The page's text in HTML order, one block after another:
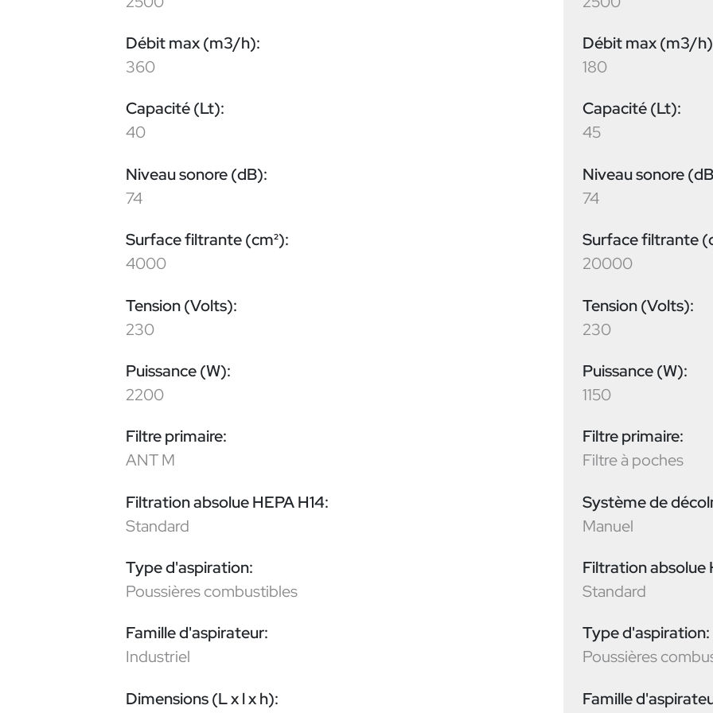
Débit max (m3/h):
360
Capacité (Lt):
40
Niveau sonore (dB):
74
Surface filtrante (cm²):
4000
Tension (Volts):
230
Puissance (W):
2200
Filtre primaire:
ANT M
Filtration absolue HEPA H14:
Standard
Type d'aspiration:
Poussières combustibles
Famille d'aspirateur:
Industriel
Dimensions (L x l x h):
Débit max (m3/
180
Capacité (Lt):
45
Niveau sonore
74
Surface filtrante
20000
Tension (Volts):
230
Puissance (W):
1150
Filtre primaire:
Filtre à poches
Système de
Manuel
Filtration absolue
Standard
Type d'aspiration:
Poussières
Famille